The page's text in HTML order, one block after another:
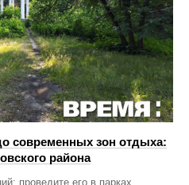
современных зон отдыха:
района
проведите его в парках